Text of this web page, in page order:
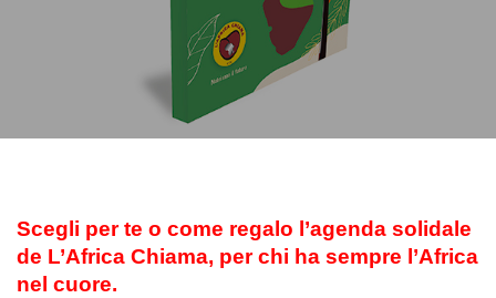
Scegli per te o come regalo l’agenda solidale
de L’Africa Chiama, per chi ha sempre l’Africa
nel cuore.